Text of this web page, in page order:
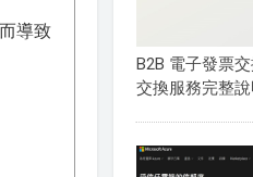
導致
B2B 電子發票
交換服務完整說